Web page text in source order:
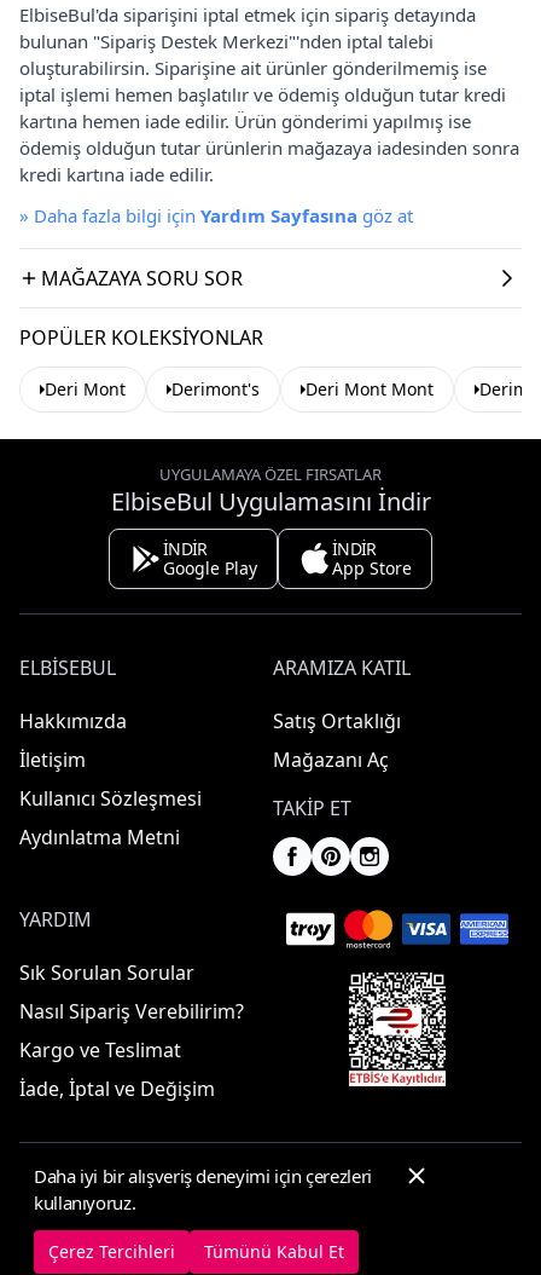
ElbiseBul'da siparişini iptal etmek için sipariş detayında
bulunan "Sipariş Destek Merkezi"'nden iptal talebi
oluşturabilirsin. Siparişine ait ürünler gönderilmemiş ise
iptal işlemi hemen başlatılır ve ödemiş olduğun tutar kredi
kartına hemen iade edilir. Ürün gönderimi yapılmış ise
ödemiş olduğun tutar ürünlerin mağazaya iadesinden sonra
kredi kartına iade edilir.
» Daha fazla bilgi için Yardım Sayfasına göz at
MAĞAZAYA SORU SOR
POPÜLER KOLEKSIYONLAR
Deri Mont Derimont's Deri Mont Mont
UYGULAMAYA ÖZEL FIRSATLAR
ElbiseBul Uygulamasını İndir
İNDİR
Google Play
İNDİR
App Store
ELBISEBUL
Hakkımızda
İletişim
Kullanıcı Sözleşmesi
Aydınlatma Metni
ARAMIZA KATIL
Satış Ortaklığı
Mağazanı Aç
TAKIP ET
YARDIM
Sık Sorulan Sorular
Nasıl Sipariş Verebilirim?
Kargo ve Teslimat
İade, İptal ve Değişim
© 2025 ElbiseBul -
Çerez Tercihleri Çerez Politikası
Daha iyi bir alışveriş deneyimi için çerezleri
kullanıyoruz.
Çerez Tercihleri Tümünü Kabul Et